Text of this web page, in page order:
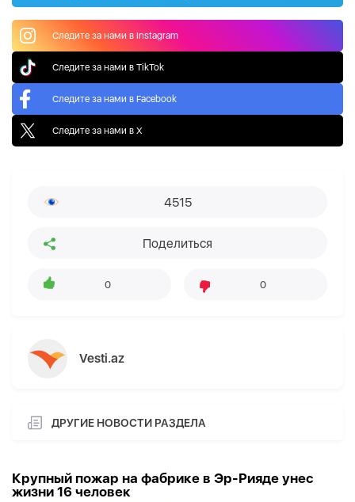
Следите за нами в Instagram
Следите за нами в TikTok
Следите за нами в Facebook
Следите за нами в X
4515
Поделиться
0 0
Vesti.az
ДРУГИЕ НОВОСТИ РАЗДЕЛА
Крупный пожар на фабрике в Эр-Рияде унес
жизни 16 человек